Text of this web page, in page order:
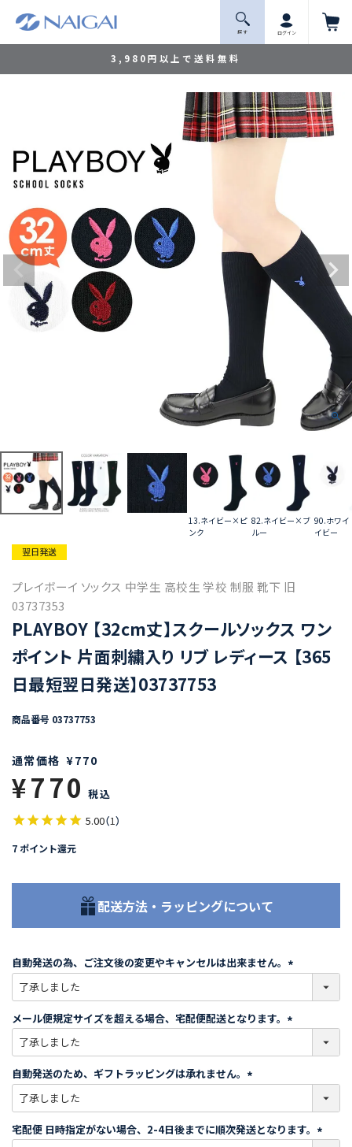
3,980円以上で送料無料
探 す ログイン
13.ネイビー×ピ
ンク
82.ネイビー×ブ
ルー
90.ホワ
イビー
翌日発送
プレイボーイ ソックス 中学生 高校生 学校 制服 靴下 旧
03737353
PLAYBOY 【32cm丈】スクールソックス ワン
ポイント 片面刺繍入り リブ レディース 【365
日最短翌日発送】03737753
商品番号 03737753
通常価格 ¥770
¥770 税込
5.00（1）
7 ポイント還元
配送方法・ラッピングについて
自動発送の為、ご注文後の変更やキャンセルは出来ません。
必
)
メール便規定サイズを超える場合、宅配便配送となります。
必
)
自動発送のため、ギフトラッピングは承れません。
必
須
)
宅配便 日時指定がない場合、2-4日後までに順次発送となります。